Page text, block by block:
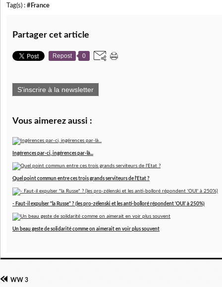
Tag(s) : #France
Partager cet article
Repost 0
S'inscrire à la newsletter
Vous aimerez aussi :
Ingérences par-ci, ingérences par-là...
Quel point commun entre ces trois grands serviteurs de l'Etat ?
- Faut-il expulser "la Russe" ? (les pro-zélenski et les anti-bolloré répondent 'OUI' à 250%)
Un beau geste de solidarité comme on aimerait en voir plus souvent
WW 3